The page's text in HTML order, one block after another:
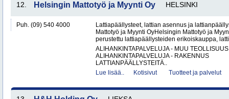
12. Helsingin Mattotyö ja Myynti Oy HELSINKI
Puh. (09) 540 4000
Lattiapäällysteet, lattian asennus ja
Mattotyö ja Myynti OyHelsingin Mattotyö ja
perustettu lattiapäällysteiden erikoiskauppa,
ALIHANKINTAPALVELUJA - MUU TEOLLISUUS
ALIHANKINTAPALVELUJA - RAKENNUS
LATTIANPÄÄLLYSTEITÄ..
Lue lisää..
Kotisivut Tuotteet ja palvelut